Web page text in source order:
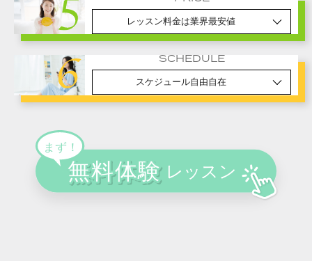
レッスン料金は業界最安値
SCHEDULE
スケジュール自由自在